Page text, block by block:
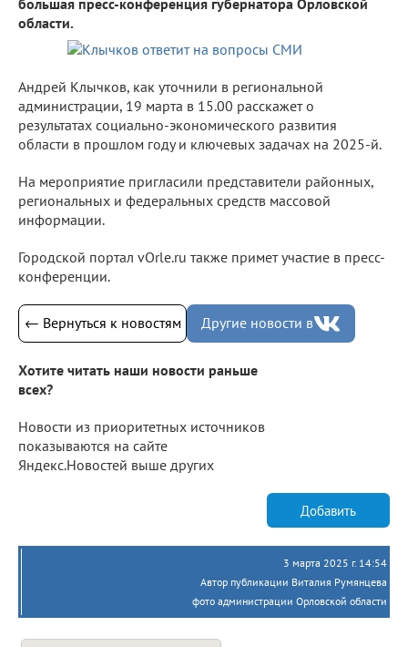
области.
Андрей Клычков, как уточнили в региональной
администрации, 19 марта в 15.00 расскажет о
результатах социально-экономического развития
области в прошлом году и ключевых задачах на 2025-й.
На мероприятие пригласили представители районных,
региональных и федеральных средств массовой
информации.
Городской портал vOrle.ru также примет участие в пресс-
конференции.
← Вернуться к новостям Другие новости в
Хотите читать наши новости раньше
всех?
Новости из приоритетных источников
показываются на сайте
Яндекс.Новостей выше других
Добавить
3 марта 2025 г. 14:54
Автор публикации Виталия Румянцева
фото администрации Орловской области